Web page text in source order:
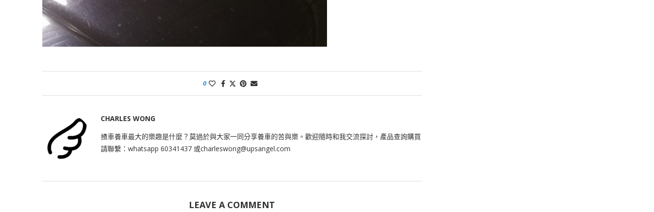
0
CHARLES WONG
揸車養車最大的樂趣是什麼？莫過於與大家一同分享養車的苦與樂。歡迎隨時和我交流探討，產品查詢購買
請聯繫：whatsapp 60341437 或charleswong@upsangel.com
LEAVE A COMMENT